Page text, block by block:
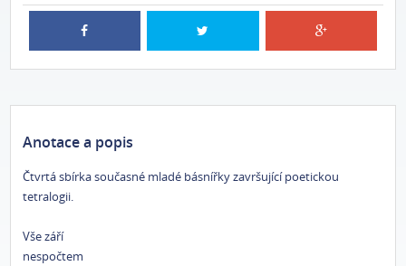
Anotace a popis
Čtvrtá sbírka současné mladé básnířky završující poetickou
tetralogii.
Vše září
nespočtem